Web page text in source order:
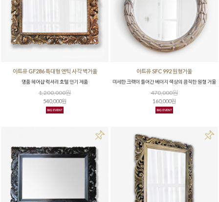
아트유 GF286 특대형 엔틱 사각 벽거울
명품 헤어샵 럭셔리 호텔 인기 제품
1,200,000원
540,000원
아트유 SFC 992 원형거울
미세한 크랙이 들어간 베이지 색상의 큼직한 원형 거울
470,000원
160,000원